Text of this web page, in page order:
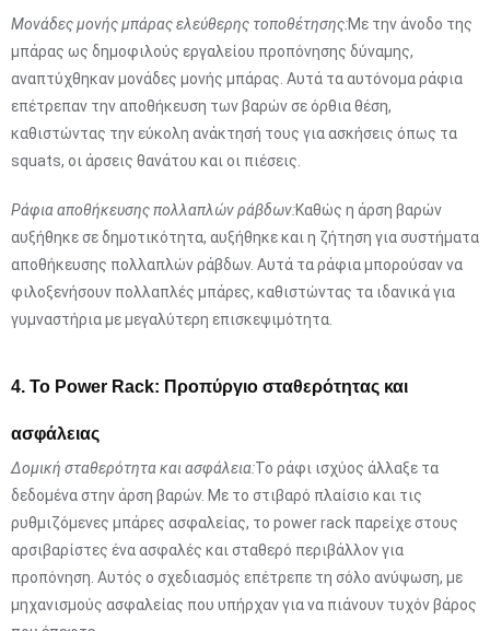
Μονάδες μονής μπάρας ελεύθερης τοποθέτησης:Με την άνοδο της
μπάρας ως δημοφιλούς εργαλείου προπόνησης δύναμης,
αναπτύχθηκαν μονάδες μονής μπάρας. Αυτά τα αυτόνομα ράφια
επέτρεπαν την αποθήκευση των βαρών σε όρθια θέση,
καθιστώντας την εύκολη ανάκτησή τους για ασκήσεις όπως τα
squats, οι άρσεις θανάτου και οι πιέσεις.
Ράφια αποθήκευσης πολλαπλών ράβδων:Καθώς η άρση βαρών
αυξήθηκε σε δημοτικότητα, αυξήθηκε και η ζήτηση για συστήματα
αποθήκευσης πολλαπλών ράβδων. Αυτά τα ράφια μπορούσαν να
φιλοξενήσουν πολλαπλές μπάρες, καθιστώντας τα ιδανικά για
γυμναστήρια με μεγαλύτερη επισκεψιμότητα.
4. Το Power Rack: Προπύργιο σταθερότητας και
ασφάλειας
Δομική σταθερότητα και ασφάλεια:Το ράφι ισχύος άλλαξε τα
δεδομένα στην άρση βαρών. Με το στιβαρό πλαίσιο και τις
ρυθμιζόμενες μπάρες ασφαλείας, το power rack παρείχε στους
αρσιβαρίστες ένα ασφαλές και σταθερό περιβάλλον για
προπόνηση. Αυτός ο σχεδιασμός επέτρεπε τη σόλο ανύψωση, με
μηχανισμούς ασφαλείας που υπήρχαν για να πιάνουν τυχόν βάρος